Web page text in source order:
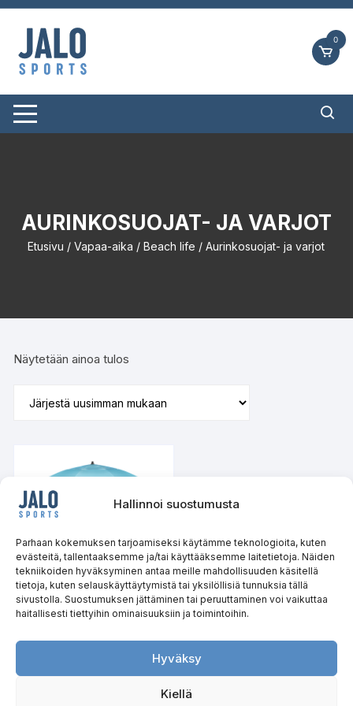
Hallinnoi suostumusta
Parhaan kokemuksen tarjoamiseksi käytämme teknologioita, kuten
evästeitä, tallentaaksemme ja/tai käyttääksemme laitetietoja. Näiden
tekniikoiden hyväksyminen antaa meille mahdollisuuden käsitellä
tietoja, kuten selauskäyttäytymistä tai yksilöllisiä tunnuksia tällä
sivustolla. Suostumuksen jättäminen tai peruuttaminen voi vaikuttaa
haitallisesti tiettyihin ominaisuuksiin ja toimintoihin.
Hyväksy
Kiellä
Siirry
suoraan
sisältöön
0
AURINKOSUOJAT- JA VARJOT
Etusivu /Vapaa-aika /Beach life / Aurinkosuojat- ja varjot
Näytetään ainoa tulos
Tuulensuoja XXL 240 cm
LUE LISÄÄ